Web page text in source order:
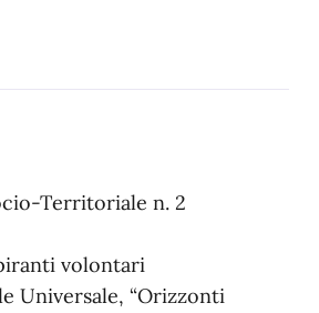
Territoriale n. 2
volontari
Universale, “Orizzonti